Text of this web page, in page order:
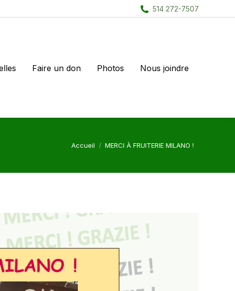
514 272-7507
Faire un don Photos Nous joindre
Vous êtes ici :
Accueil MERCI À FRUITERIE MILANO !